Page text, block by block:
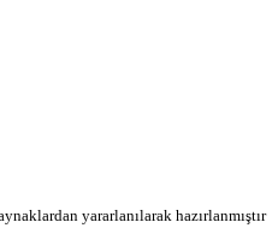
yararlanılarak hazırlanmıştır